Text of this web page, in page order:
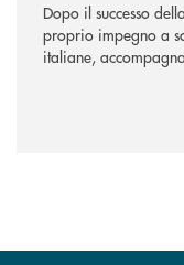
Dopo il successo
proprio impegno a
italiane,